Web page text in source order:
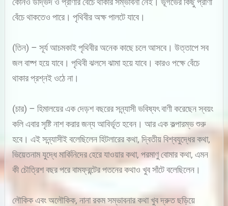
বেঁচে থাকতেও পারে। পৃথিবীর অক্ষ পালটে যাবে।
(তিন) – সূর্য আচমকাই পৃথিবীর অনেক কাছে চলে আসবে। উত্তাপে সব
জল বাষ্প হয়ে যাবে। পৃথিবী ঝলসে ঝামা হয়ে যাবে। কারও পক্ষে বেঁচে
থাকার প্রশ্নই ওঠে না।
(চার) – হিমালয়ের এক দেড়শ বছরের সন্ন্যাসী ভবিষ্যৎ বাণী করেছেন স্বয়ং
কলি এবার সৃষ্টি নাশ করার জন্য আবির্ভূত হবেন। আর এক কল্পারম্ভ শুরু
হবে। এই সন্ন্যাসীই বলেছিলেন হিটলারের কথা, দ্বিতীয় বিশ্বযুদ্ধের কথা,
ভিয়েতনাম যুদ্ধে মার্কিনিদের হেরে যাওয়ার কথা, পরমাণু বোমার কথা, এমন
কী চৌত্রিশ বছর পরে বামফ্রন্টের পতনের কথাও খুব সাঁটে বলেছিলেন।
লৌকিক এবং অলৌকিক, নানা রকম সম্ভাবনার কথা খুব দ্রুত ছড়িয়ে